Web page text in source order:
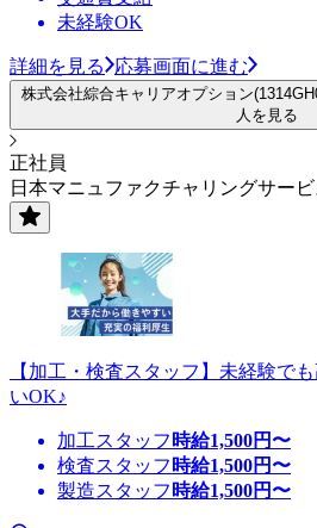
未経験OK
詳細を見る 応募画面に進む
株式会社綜合キャリアオプション
人を見る
正社員
日本マニュファクチャリングサービ
【加工・検査スタッフ】未経験で
いOK♪
加工スタッフ 時給1,500円〜
検査スタッフ 時給1,500円〜
製造スタッフ 時給1,500円〜